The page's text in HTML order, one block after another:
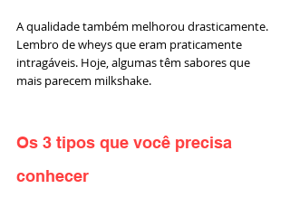
A qualidade também melhorou drasticamente.
Lembro de wheys que eram praticamente
intragáveis. Hoje, algumas têm sabores que
mais parecem milkshake.
Os 3 tipos que você precisa
conhecer